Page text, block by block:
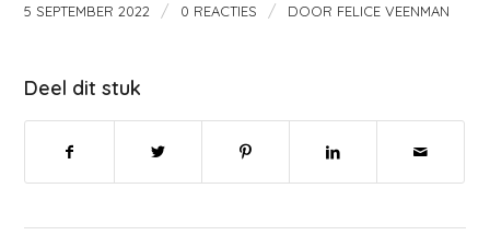
5 SEPTEMBER 2022 / 0 REACTIES / DOOR FELICE VEENMAN
Deel dit stuk